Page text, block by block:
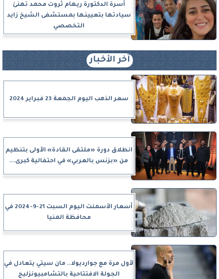
أسرة الدكتورة ريهام ثروت محمد تهنئ
سيادتها بتعيينها بمستشفى الشيخ زايد
التخصصي
آخر الأخبار
سعر الذهب اليوم الجمعة 23 فبراير 2024
انطلاق دورة «ملتقى القادة» الأولى بتنظيم
من «بزنس بالعربي» في احتفالية كبرى...
أسعار الأسمنت اليوم السبت 21-9-2024 في
محافظة المنيا
لأول مرة مع جوارديولا.. مان سيتي يتعادل في
الجولة الافتتاحية بالتشامبيونزليج